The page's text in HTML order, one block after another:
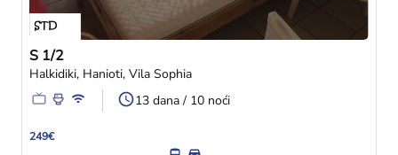
S 1/2
Halkidiki, Hanioti, Vila Sophia
13 dana / 10 noći
249€